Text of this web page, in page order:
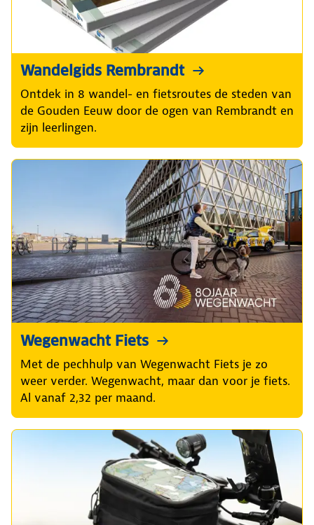
Wandelgids Rembrandt
Ontdek in 8 wandel- en fietsroutes de steden van
de Gouden Eeuw door de ogen van Rembrandt en
zijn leerlingen.
Wegenwacht Fiets
Met de pechhulp van Wegenwacht Fiets je zo
weer verder. Wegenwacht, maar dan voor je fiets.
Al vanaf 2,32 per maand.